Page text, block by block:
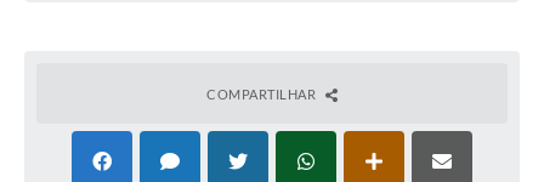
COMPARTILHAR